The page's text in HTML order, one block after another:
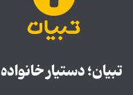
تبیان؛ دستیار خانواده